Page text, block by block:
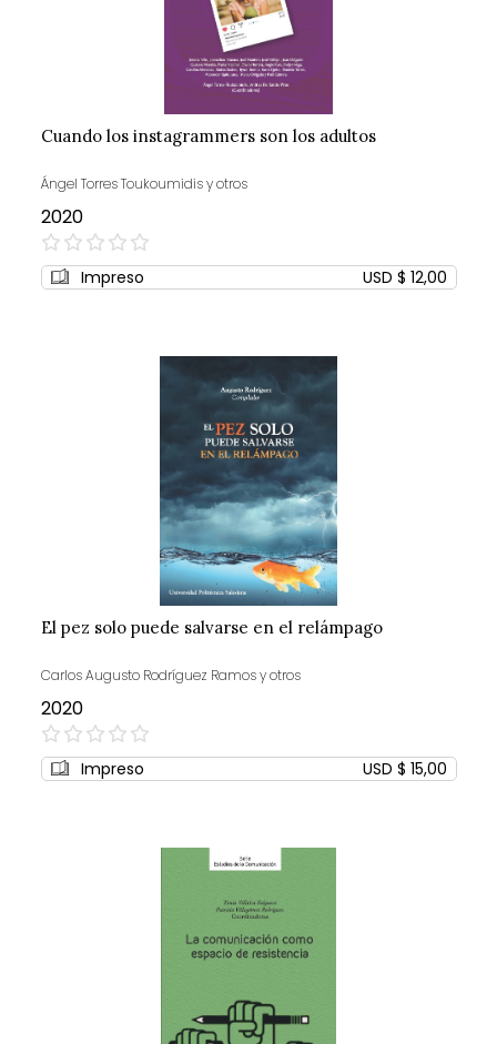
Cuando los instagrammers son los adultos
Ángel Torres Toukoumidis y otros
2020
0%
Impreso USD $ 12,00
El pez solo puede salvarse en el relámpago
Carlos Augusto Rodríguez Ramos y otros
2020
0%
Impreso USD $ 15,00